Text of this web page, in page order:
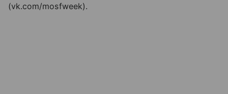
(vk.com/mosfweek).